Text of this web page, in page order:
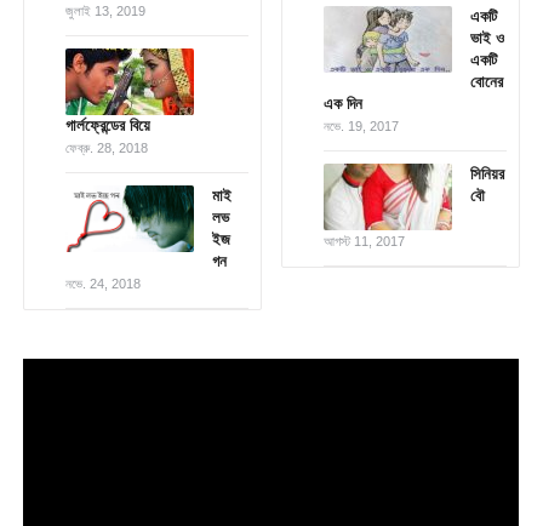
জুলাই 13, 2019
গার্লফ্রেন্ডের বিয়ে
ফেব্রু. 28, 2018
মাই
লভ
ইজ
গন
নভে. 24, 2018
একটি
ভাই ও
একটি
বোনের
এক দিন
নভে. 19, 2017
সিনিয়র
বৌ
আগস্ট 11, 2017